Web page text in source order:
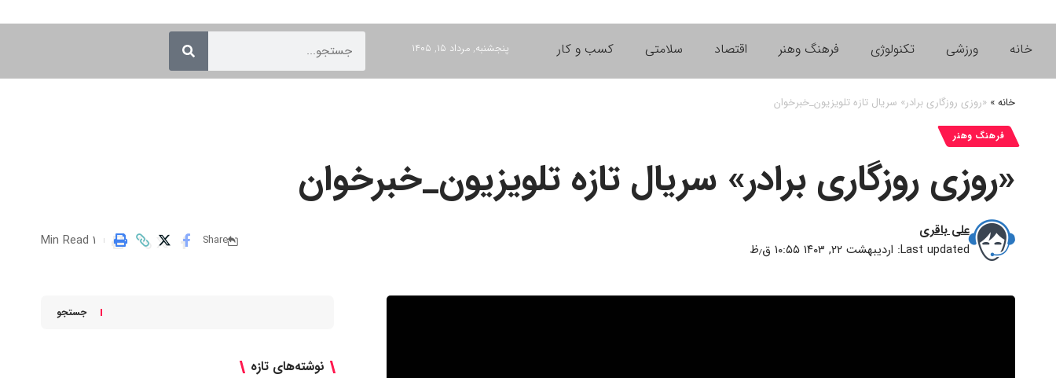
خانه ورزشی تکنولوژی فرهنگ وهنر اقتصاد سلامتی کسب و کار پنجشنبه, مرداد ۱۵, ۱۴۰۵
خانه» «روزی روزگاری برادر» سریال تازه تلویزیون_خبرخوان
فرهنگ وهنر
«روزی روزگاری برادر» سریال تازه تلویزیون_خبرخوان
Last updated: اردیبهشت ۲۲, ۱۴۰۳ ۱۰:۵۵ ق٫ظ
علی باقری
Share
1 Min Read
جستجو
نوشته‌های تازه